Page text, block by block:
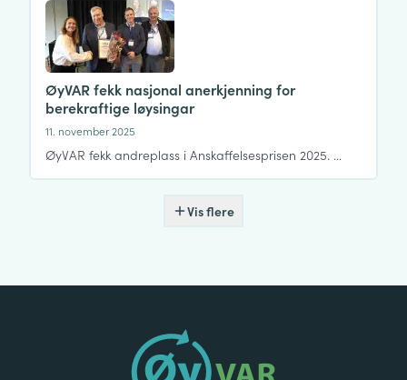
ØyVAR fekk nasjonal anerkjenning for
berekraftige løysingar
11. november 2025
ØyVAR fekk andreplass i Anskaffelsesprisen 2025. …
Vis flere